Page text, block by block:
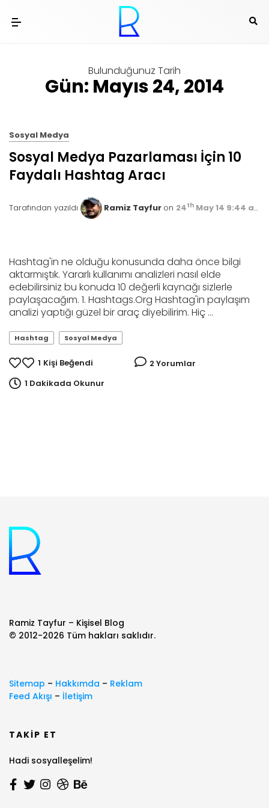
Bulunduğunuz Tarih
Gün: Mayıs 24, 2014
Sosyal Medya
Sosyal Medya Pazarlaması İçin 10
Faydalı Hashtag Aracı
Tarafından yazıldı Ramiz Tayfur on 24th May 14 9:44 am
Hashtag'in ne olduğu konusunda daha önce bilgi
aktarmıştık. Yararlı kullanımı analizleri nasıl elde
edebilirsiniz bu konuda 10 değerli kaynağı sizlerle
paylaşacağım. 1. Hashtags.Org Hashtag'in paylaşım
analizi yaptığı güzel bir araç diyebilirim. Hiç ...
Hashtag Sosyal Medya
1 Kişi Beğendi
2 Yorumlar
1 Dakikada Okunur
Ramiz Tayfur – Kişisel Blog
© 2012-2026 Tüm hakları saklıdır.
Sitemap – Hakkımda – Reklam
Feed Akışı – İletişim
TAKIP ET
Hadi sosyalleşelim!